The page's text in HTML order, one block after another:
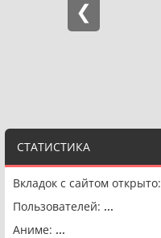
СТАТИСТИКА
Вкладок с сайтом открыто:
Пользователей: ...
Аниме: ...